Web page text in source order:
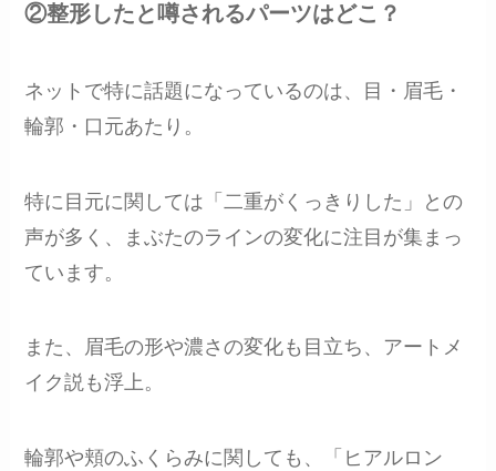
②整形したと噂されるパーツはどこ？
ネットで特に話題になっているのは、目・眉毛・
輪郭・口元あたり。
特に目元に関しては「二重がくっきりした」との
声が多く、まぶたのラインの変化に注目が集まっ
ています。
また、眉毛の形や濃さの変化も目立ち、アートメ
イク説も浮上。
輪郭や頬のふくらみに関しても、「ヒアルロン